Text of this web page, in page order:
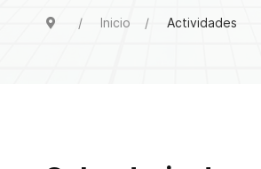
Inicio Actividades